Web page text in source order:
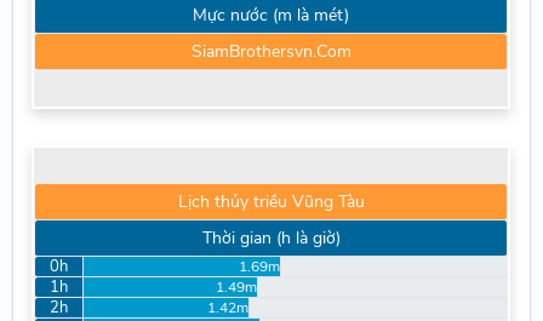
Mực nước (m là mét)
SiamBrothersvn.Com
Lịch thủy triều Vũng Tàu
Thời gian (h là giờ)
0h 1.69m
1h 1.49m
2h 1.42m